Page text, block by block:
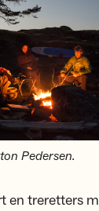
Pedersen.
en treretters